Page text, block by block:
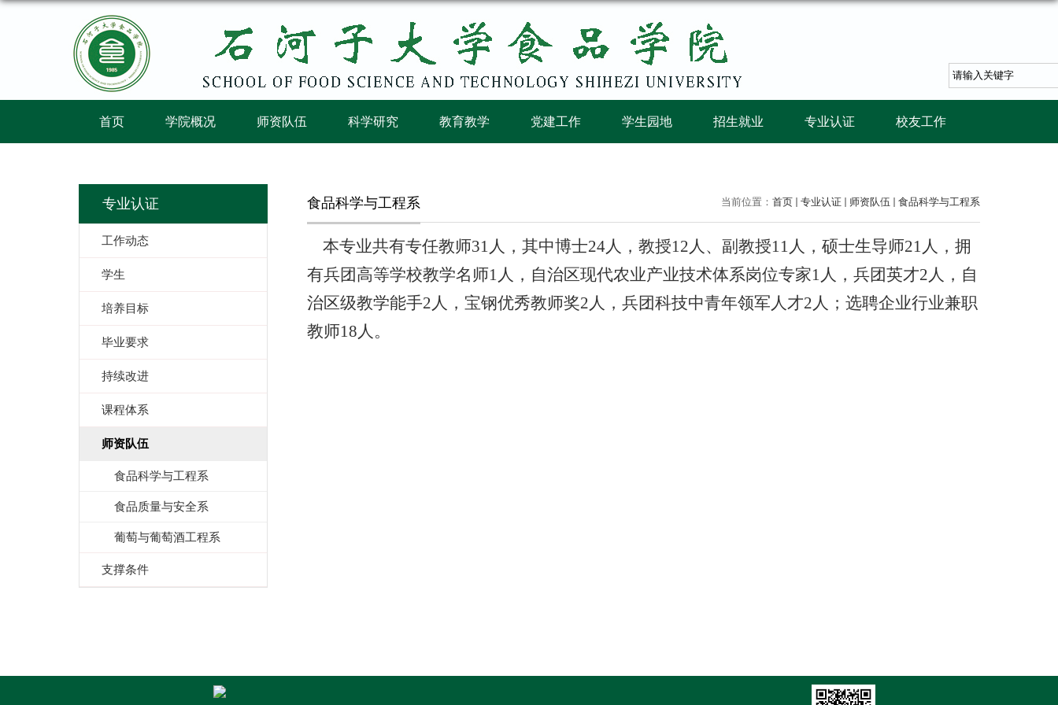
首页 学院概况 师资队伍 科学研究 教育教学 党建工作 学生园地 招生就业 专业认证 校友工作
专业认证
工作动态
学生
培养目标
毕业要求
持续改进
课程体系
师资队伍
食品科学与工程系
食品质量与安全系
葡萄与葡萄酒工程系
支撑条件
当前位置： 首页 专业认证 师资队伍 食品科学与工程系
食品科学与工程系
本专业共有专任教师31人，其中博士24人，教授12人、副教授11人，硕士生导师21人，拥
有兵团高等学校教学名师1人，自治区现代农业产业技术体系岗位专家1人，兵团英才2人，自
治区级教学能手2人，宝钢优秀教师奖2人，兵团科技中青年领军人才2人；选聘企业行业兼职
教师18人。